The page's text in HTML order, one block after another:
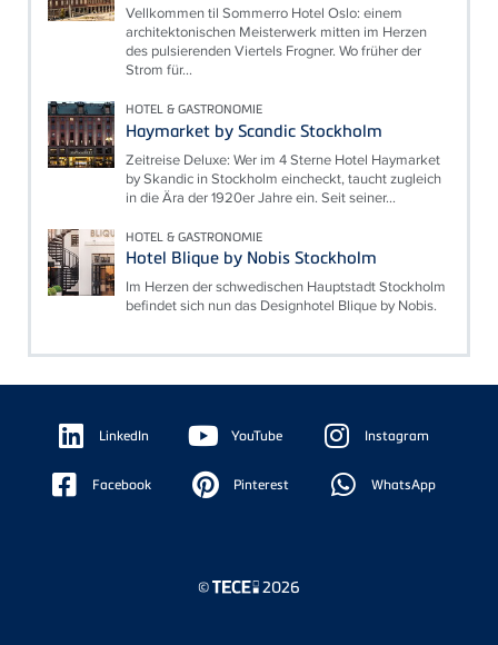
Vellkommen til Sommerro Hotel Oslo: einem
architektonischen Meisterwerk mitten im Herzen
des pulsierenden Viertels Frogner. Wo früher der
Strom für...
HOTEL & GASTRONOMIE
Haymarket by Scandic Stockholm
Zeitreise Deluxe: Wer im 4 Sterne Hotel Haymarket
by Skandic in Stockholm eincheckt, taucht zugleich
in die Ära der 1920er Jahre ein. Seit seiner...
HOTEL & GASTRONOMIE
Hotel Blique by Nobis Stockholm
Im Herzen der schwedischen Hauptstadt Stockholm
befindet sich nun das Designhotel Blique by Nobis.
Floating
Sidebar LinkedIn YouTube Instagram
Facebook Pinterest WhatsApp
© 2026